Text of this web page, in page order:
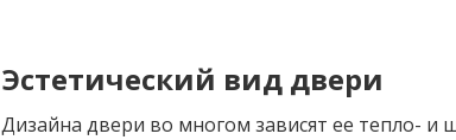
Эстетический вид двери
Дизайна двери во многом зависят ее тепло- и